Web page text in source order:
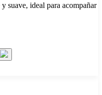
suave, ideal para acompañar